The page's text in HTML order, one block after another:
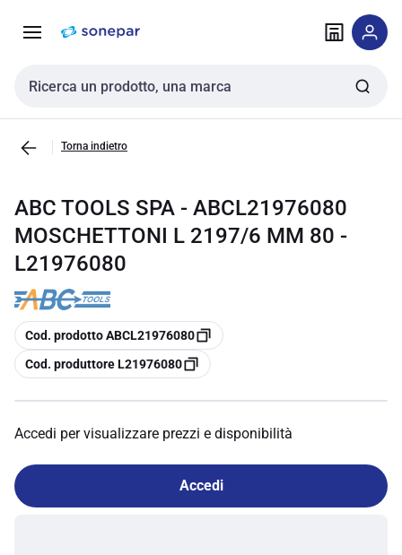
navigazione alla
Cerca input
Torna indietro
ABC TOOLS SPA - ABCL21976080
MOSCHETTONI L 2197/6 MM 80 -
L21976080
copia
Cod. prodotto ABCL21976080
copia
Cod. produttore L21976080
Accedi per visualizzare prezzi e disponibilità
Accedi